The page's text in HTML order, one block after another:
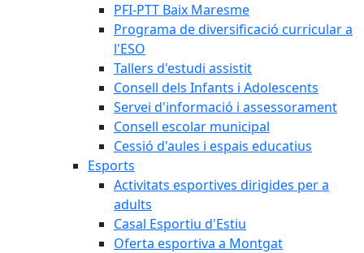
PFI-PTT Baix Maresme
Programa de diversificació curricular a
l'ESO
Tallers d'estudi assistit
Consell dels Infants i Adolescents
Servei d'informació i assessorament
Consell escolar municipal
Cessió d'aules i espais educatius
Esports
Activitats esportives dirigides per a
adults
Casal Esportiu d'Estiu
Oferta esportiva a Montgat